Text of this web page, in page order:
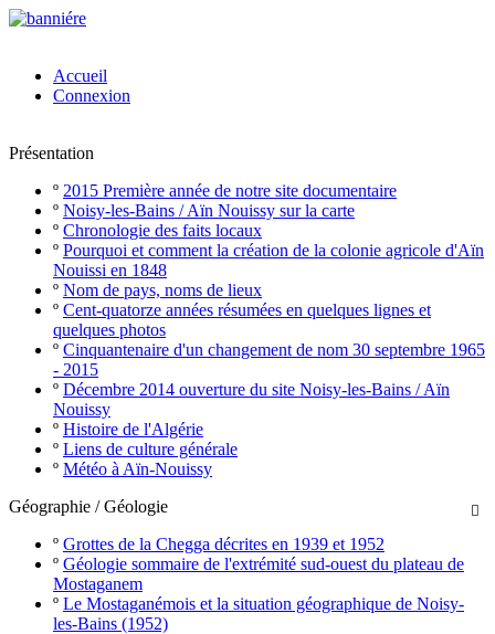
Accueil
Connexion
Présentation
º 2015 Première année de notre site documentaire
º Noisy-les-Bains / Aïn Nouissy sur la carte
º Chronologie des faits locaux
º Pourquoi et comment la création de la colonie agricole d'Aïn
Nouissi en 1848
º Nom de pays, noms de lieux
º Cent-quatorze années résumées en quelques lignes et
quelques photos
º Cinquantenaire d'un changement de nom 30 septembre 1965
- 2015
º Décembre 2014 ouverture du site Noisy-les-Bains / Aïn
Nouissy
º Histoire de l'Algérie
º Liens de culture générale
º Météo à Aïn-Nouissy

Géographie / Géologie
º Grottes de la Chegga décrites en 1939 et 1952
º Géologie sommaire de l'extrémité sud-ouest du plateau de
Mostaganem
º Le Mostaganémois et la situation géographique de Noisy-
les-Bains (1952)